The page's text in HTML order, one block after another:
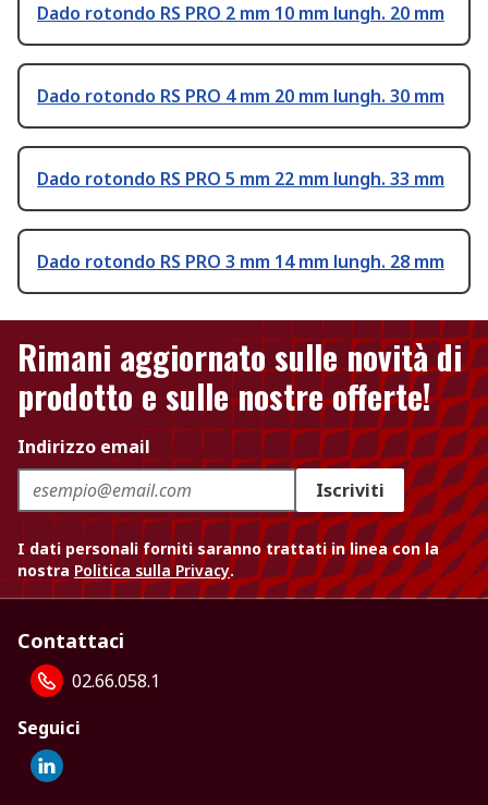
Dado rotondo RS PRO 2 mm 10 mm lungh. 20 mm
Dado rotondo RS PRO 4 mm 20 mm lungh. 30 mm
Dado rotondo RS PRO 5 mm 22 mm lungh. 33 mm
Dado rotondo RS PRO 3 mm 14 mm lungh. 28 mm
Rimani aggiornato sulle novità di
prodotto e sulle nostre offerte!
Indirizzo email
Iscriviti
I dati personali forniti saranno trattati in linea con la
nostra Politica sulla Privacy.
Contattaci
02.66.058.1
Seguici